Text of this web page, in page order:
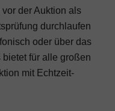
der Auktion als
durchlaufen
oder über das
für alle großen
mit Echtzeit-